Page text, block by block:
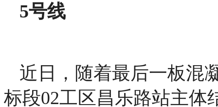
5号线
近日，随着最后一板混
标段02工区昌乐路站主体